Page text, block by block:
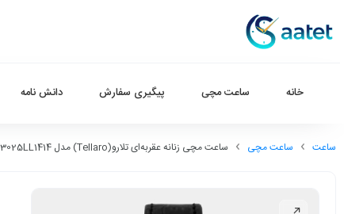
خانه ساعت مچی پیگیری سفارش دانش نامه
ساعت ساعت مچی ساعت مچی زنانه عقربه‌ای تلارو(Tellaro) مدل T3025LL1414